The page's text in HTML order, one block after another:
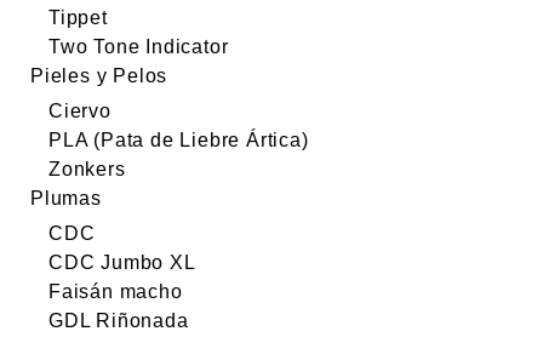
Tippet
Two Tone Indicator
Pieles y Pelos
Ciervo
PLA (Pata de Liebre Ártica)
Zonkers
Plumas
CDC
CDC Jumbo XL
Faisán macho
GDL Riñonada